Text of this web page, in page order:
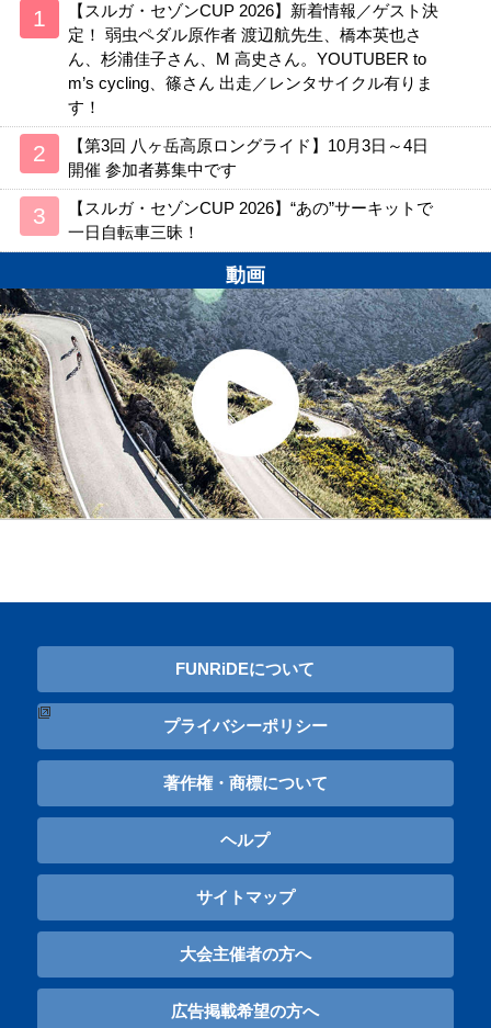
【スルガ・セゾンCUP 2026】新着情報／ゲスト決
定！ 弱虫ペダル原作者 渡辺航先生、橋本英也さ
ん、杉浦佳子さん、M 高史さん。YOUTUBER to
m’s cycling、篠さん 出走／レンタサイクル有りま
す！
【第3回 八ヶ岳高原ロングライド】10月3日～4日
開催 参加者募集中です
【スルガ・セゾンCUP 2026】“あの”サーキットで
一日自転車三昧！
動画
FUNRiDEについて
プライバシーポリシー
著作権・商標について
ヘルプ
サイトマップ
大会主催者の方へ
広告掲載希望の方へ